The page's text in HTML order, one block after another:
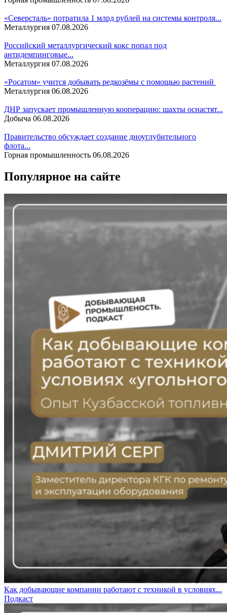
«Северсталь» потратила 1 млрд рублей на системы контроля...
Металлургия 07.08.2026
Российский металлургический кокс попал под
антидемпинговые...
Металлургия 07.08.2026
«Росатом» учится добывать редкозёмы с помощью растений
Металлургия 06.08.2026
ДНР запускает промышленную кооперацию: шахты оснастят...
Добыча 06.08.2026
Правительство обсуждает создание дноуглубительного
флота...
Горная промышленность 06.08.2026
Популярное на сайте
Как добывающие компании работают с техникой в условиях...
Подкаст